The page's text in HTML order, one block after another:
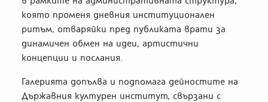
която променя дневния институционален
ритъм, отваряйки пред публиката врати за
динамичен обмен на идеи, артистични
концепции и послания.
Галерията допълва и подпомага дейностите на
Държавния културен институт, свързани с